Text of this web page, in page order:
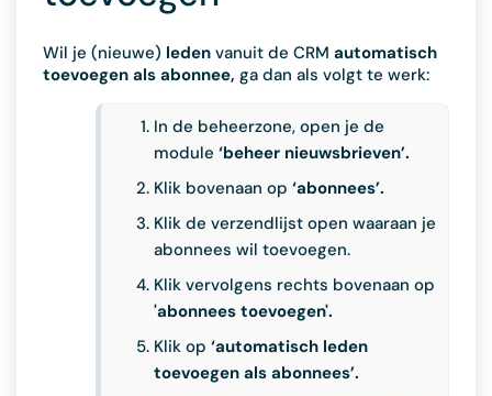
Wil je (nieuwe) leden vanuit de CRM automatisch
toevoegen als abonnee, ga dan als volgt te werk:
In de beheerzone, open je de
module ‘beheer nieuwsbrieven’.
Klik bovenaan op ‘abonnees’.
Klik de verzendlijst open waaraan je
abonnees wil toevoegen.
Klik vervolgens rechts bovenaan op
'abonnees toevoegen'.
Klik op ‘automatisch leden
toevoegen als abonnees’.